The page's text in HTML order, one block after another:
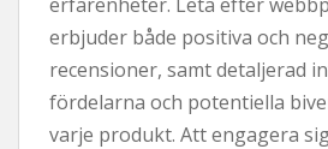
erbjuder både positiva och
recensioner, samt detaljerad
fördelarna och potentiella
varje produkt. Att engagera